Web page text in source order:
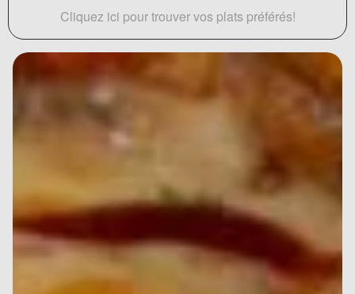
Cliquez ici pour trouver vos plats préférés!